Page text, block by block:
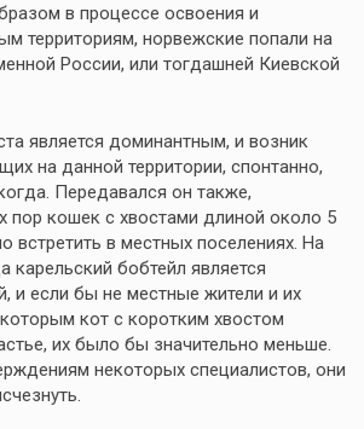
в процессе освоения и
территориям, норвежские попали на
России, или тогдашней Киевской
является доминантным, и возник
на данной территории, спонтанно,
Передавался он также,
пор кошек с хвостами длиной около 5
встретить в местных поселениях. На
карельский бобтейл является
и если бы не местные жители и их
кот с коротким хвостом
их было бы значительно меньше.
некоторых специалистов, они